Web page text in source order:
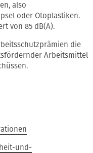
also
oder Otoplastiken.
von 85 dB(A).
die
Arbeitsmittel
und-